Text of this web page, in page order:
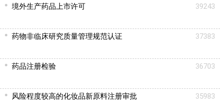
境外生产药品上市许可 39243
药物非临床研究质量管理规范认证 37383
药品注册检验 36703
风险程度较高的化妆品新原料注册审批 35983